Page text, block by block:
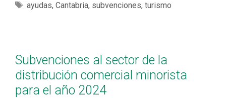
ayudas, Cantabria, subvenciones, turismo
Subvenciones al sector de la
distribución comercial minorista
para el año 2024